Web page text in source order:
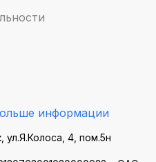
информации
4, пом.5н